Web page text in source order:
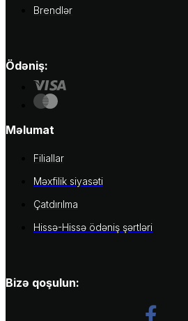
Brendlər
Ödəniş:
Məlumat
Filiallar
Məxfilik siyasəti
Çatdırılma
Hissə-Hissə ödəniş şərtləri
Bizə qoşulun: